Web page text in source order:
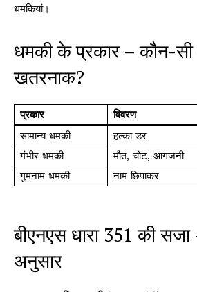
धमकियां।
धमकी के प्रकार – कौन-सी
खतरनाक?
प्रकार विवरण
सामान्य धमकी
हल्का डर
गंभीर धमकी
मौत, चोट, आगजनी
गुमनाम धमकी
नाम छिपाकर
बीएनएस धारा 351 की
अनुसार